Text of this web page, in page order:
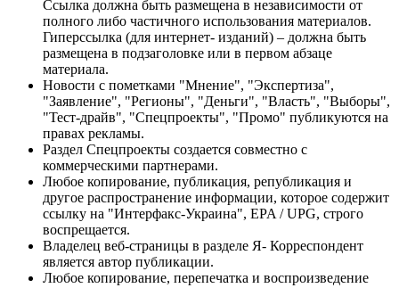
Ссылка должна быть размещена в независимости от
полного либо частичного использования материалов.
Гиперссылка (для интернет- изданий) – должна быть
размещена в подзаголовке или в первом абзаце
материала.
Новости с пометками "Мнение", "Экспертиза",
"Заявление", "Регионы", "Деньги", "Власть", "Выборы",
"Тест-драйв", "Спецпроекты", "Промо" публикуются на
правах рекламы.
Раздел Спецпроекты создается совместно с
коммерческими партнерами.
Любое копирование, публикация, републикация и
другое распространение информации, которое содержит
ссылку на "Интерфакс-Украина", EPA / UPG, строго
воспрещается.
Владелец веб-страницы в разделе Я- Корреспондент
является автор публикации.
Любое копирование, перепечатка и воспроизведение